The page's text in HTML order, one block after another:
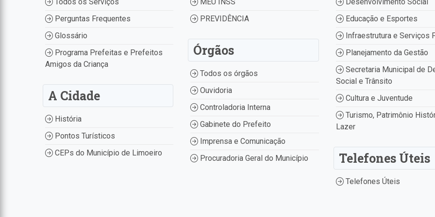
Perguntas Frequentes
Glossário
Programa Prefeitas e Prefeitos
Amigos da Criança
A Cidade
História
Pontos Turísticos
CEPs do Município de Limoeiro
PREVIDÊNCIA
Órgãos
Todos os órgãos
Ouvidoria
Controladoria Interna
Gabinete do Prefeito
Imprensa e Comunicação
Procuradoria Geral do Município
Educação e Esportes
Infraestrutura e Serviços
Planejamento da Gestão
Secretaria Municipal de
Social e Trânsito
Cultura e Juventude
Turismo, Patrimônio
Lazer
Telefones Úteis
Telefones Úteis